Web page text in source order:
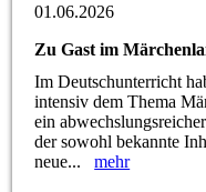
01.06.2026
Zu Gast im
Im Deutschunterricht
intensiv dem Thema
ein
der sowohl bekannte
neue...mehr